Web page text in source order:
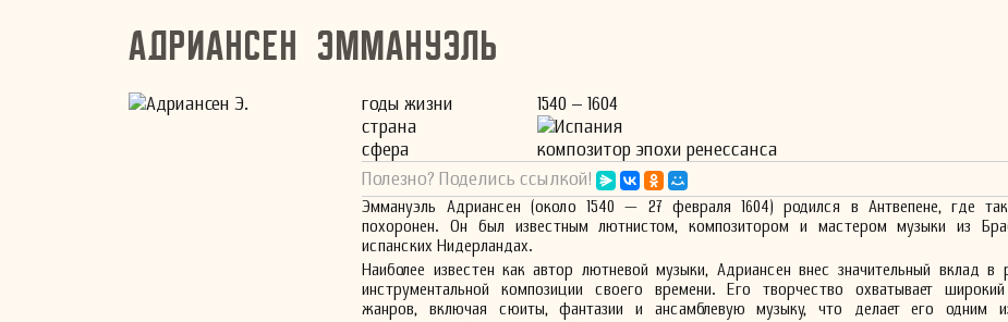
Адриансен Эммануэль
годы жизни
1540 – 1604
страна
Испания
сфера
композитор эпохи ренессанса
Полезно? Поделись ссылкой!
Эммануэль Адриансен (около 1540 — 27 февраля 1604) родился в Антвепене, где
похоронен. Он был известным лютнистом, композитором и мастером музыки из
испанских Нидерландах.
Наиболее известен как автор лютневой музыки, Адриансен внес значительный вклад в
инструментальной композиции своего времени. Его творчество охватывает
жанров, включая сюиты, фантазии и ансамблевую музыку, что делает его одним